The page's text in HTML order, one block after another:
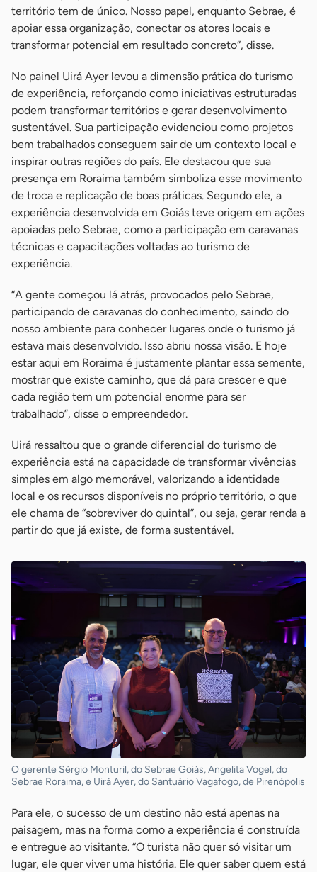
território tem de único. Nosso papel, enquanto Sebrae, é
apoiar essa organização, conectar os atores locais e
transformar potencial em resultado concreto”, disse.
No painel Uirá Ayer levou a dimensão prática do turismo
de experiência, reforçando como iniciativas estruturadas
podem transformar territórios e gerar desenvolvimento
sustentável. Sua participação evidenciou como projetos
bem trabalhados conseguem sair de um contexto local e
inspirar outras regiões do país. Ele destacou que sua
presença em Roraima também simboliza esse movimento
de troca e replicação de boas práticas. Segundo ele, a
experiência desenvolvida em Goiás teve origem em ações
apoiadas pelo Sebrae, como a participação em caravanas
técnicas e capacitações voltadas ao turismo de
experiência.
“A gente começou lá atrás, provocados pelo Sebrae,
participando de caravanas do conhecimento, saindo do
nosso ambiente para conhecer lugares onde o turismo já
estava mais desenvolvido. Isso abriu nossa visão. E hoje
estar aqui em Roraima é justamente plantar essa semente,
mostrar que existe caminho, que dá para crescer e que
cada região tem um potencial enorme para ser
trabalhado”, disse o empreendedor.
Uirá ressaltou que o grande diferencial do turismo de
experiência está na capacidade de transformar vivências
simples em algo memorável, valorizando a identidade
local e os recursos disponíveis no próprio território, o que
ele chama de “sobreviver do quintal”, ou seja, gerar renda a
partir do que já existe, de forma sustentável.
O gerente Sérgio Monturil, do Sebrae Goiás, Angelita Vogel, do
Sebrae Roraima, e Uirá Ayer, do Santuário Vagafogo, de Pirenópolis
Para ele, o sucesso de um destino não está apenas na
paisagem, mas na forma como a experiência é construída
e entregue ao visitante. “O turista não quer só visitar um
lugar, ele quer viver uma história. Ele quer saber quem está